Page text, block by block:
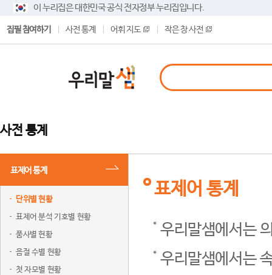
이 누리집은 대한민국 공식 전자정부 누리집입니다.
집필 참여하기 사전 통계 어휘 지도 작은 창 사전
사전 통계
표제어 통계
단위별 현황
표제어 분석 기호별 현황
품사별 현황
음절 수별 현황
첫 자모별 현황
표제어 통계
우리말샘에서는
우리말샘에서는